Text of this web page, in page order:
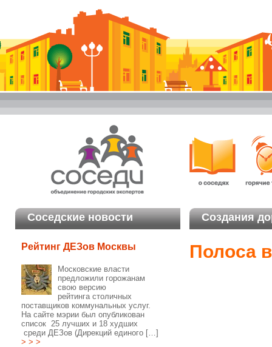
Соседские новости
Рейтинг ДЕЗов Москвы
Московские власти
предложили горожанам
свою версию
рейтинга столичных
поставщиков коммунальных услуг.
На сайте мэрии был опубликован
список 25 лучших и 18 худших
среди ДЕЗов (Дирекций единого […]
> > >
Создания
Полоса